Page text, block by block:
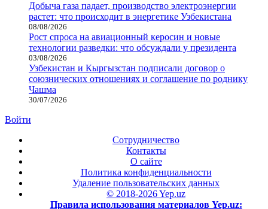
Добыча газа падает, производство электроэнергии
растет: что происходит в энергетике Узбекистана
08/08/2026
Рост спроса на авиационный керосин и новые
технологии разведки: что обсуждали у президента
03/08/2026
Узбекистан и Кыргызстан подписали договор о
союзнических отношениях и соглашение по роднику
Чашма
30/07/2026
Войти
Сотрудничество
Контакты
О сайте
Политика конфиденциальности
Удаление пользовательских данных
© 2018-2026 Yep.uz
Правила использования материалов Yep.uz: